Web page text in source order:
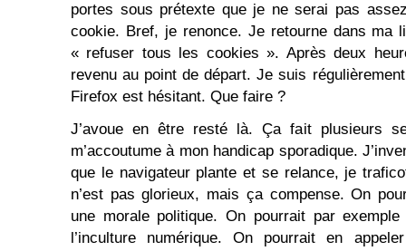
portes sous prétexte que je ne serai pas
cookie. Bref, je renonce. Je retourne dans ma
« refuser tous les cookies ». Après deux
revenu au point de départ. Je suis
Firefox est hésitant. Que faire ?
J’avoue en être resté là. Ça fait plusieurs
m’accoutume à mon handicap sporadique.
que le navigateur plante et se relance, je
n’est pas glorieux, mais ça compense. On
une morale politique. On pourrait par
l’inculture numérique. On pourrait en